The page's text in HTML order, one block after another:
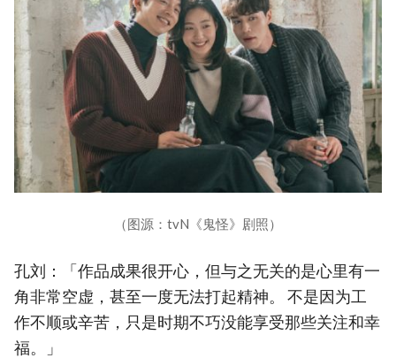
（图源：tvN《鬼怪》剧照）
孔刘：「作品成果很开心，但与之无关的是心里有一
角非常空虚，甚至一度无法打起精神。 不是因为工
作不顺或辛苦，只是时期不巧没能享受那些关注和幸
福。」